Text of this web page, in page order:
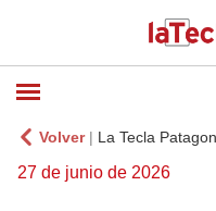
Volver| La Tecla
27 de junio de 2026